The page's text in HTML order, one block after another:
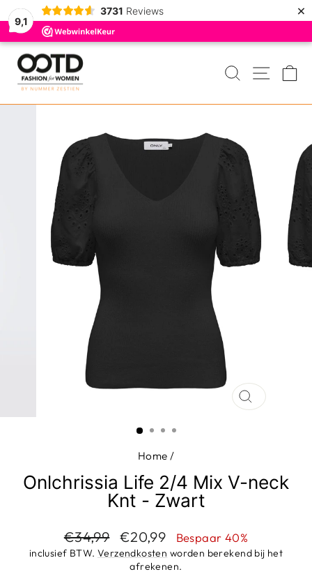
9,1
3731 Reviews ×
Door
naar
ZOEKEN
MENU
SLUIT
Home /
Onlchrissia Life 2/4 Mix V-neck
Knt - Zwart
Adviesprijs
€34,99 Aanbiedingsprijs
€20,99 Bespaar 40%
inclusief BTW. Verzendkosten worden berekend bij het
afrekenen.